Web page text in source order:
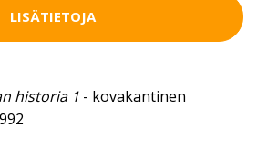
LISÄTIETOJA
historia 1 - kovakantinen